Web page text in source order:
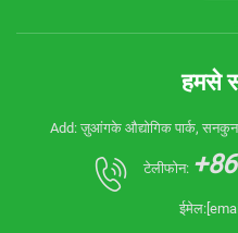
हमसे
Add: ज़ुआंगके औद्योगिक पार्क, सनकुन
टेलीफोन:
ईमेल: